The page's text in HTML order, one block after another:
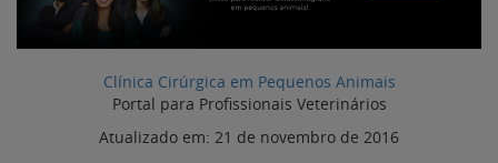
Clínica Cirúrgica em Pequenos Animais
Portal para Profissionais Veterinários
Atualizado em: 21 de novembro de 2016